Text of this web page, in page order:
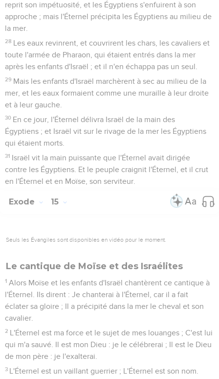
reprit son impétuosité, et les Égyptiens s'enfuirent à son
approche ; mais l'Éternel précipita les Égyptiens au milieu de
la mer.
28 Les eaux revinrent, et couvrirent les chars, les cavaliers et
toute l'armée de Pharaon, qui étaient entrés dans la mer
après les enfants d'Israël ; et il n'en échappa pas un seul.
29 Mais les enfants d'Israël marchèrent à sec au milieu de la
mer, et les eaux formaient comme une muraille à leur droite
et à leur gauche.
30 En ce jour, l'Éternel délivra Israël de la main des
Égyptiens ; et Israël vit sur le rivage de la mer les Égyptiens
qui étaient morts.
31 Israël vit la main puissante que l'Éternel avait dirigée
contre les Égyptiens. Et le peuple craignit l'Éternel, et il crut
en l'Éternel et en Moïse, son serviteur.
Exode 15
Seuls les Évangiles sont disponibles en vidéo pour le moment.
Le cantique de Moïse et des Israélites
1 Alors Moïse et les enfants d'Israël chantèrent ce cantique à
l'Éternel. Ils dirent : Je chanterai à l'Éternel, car il a fait
éclater sa gloire ; Il a précipité dans la mer le cheval et son
cavalier.
2 L'Éternel est ma force et le sujet de mes louanges ; C'est lui
qui m'a sauvé. Il est mon Dieu : je le célébrerai ; Il est le Dieu
de mon père : je l'exalterai.
3 L'Éternel est un vaillant guerrier ; L'Éternel est son nom.